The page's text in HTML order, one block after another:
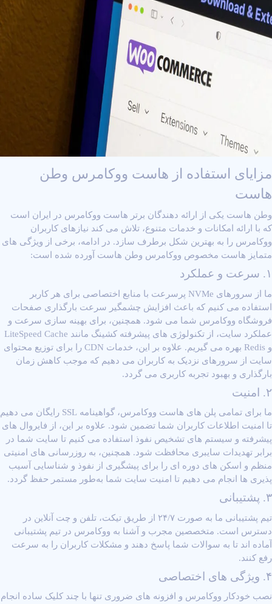
مزایای استفاده از هاست ووکامرس وطن
هاست
وطن هاست یکی از ارائه‌ دهندگان برتر هاست ووکامرس در ایران است
که با ارائه امکانات و خدمات متنوع، تلاش می ‌کند نیازهای کاربران
ووکامرس را به بهترین شکل برطرف سازد. در ادامه، برخی از ویژگی ‌های
متمایز هاست مخصوص ووکامرس وطن هاست آورده شده است:
۱. سرعت و عملکرد
ما از سرورهای NVMe پرسرعت با منابع اختصاصی برای هر کاربر
استفاده می ‌کنیم که باعث افزایش چشمگیر سرعت بارگذاری صفحات
فروشگاه ووکامرس شما می ‌شود. همچنین، برای بهینه‌ سازی سرعت و
عملکرد سایت، از تکنولوژی ‌های پیشرفته کشینگ مانند LiteSpeed Cache
و Redis بهره‌ می‌ گیریم. علاوه بر این، خدمات CDN را برای توزیع محتوای
سایت از سرورهای نزدیک به کاربران می ‌دهیم که موجب کاهش زمان
بارگذاری و بهبود تجربه کاربری می‌ گردد.
۲. امنیت
ما برای تمامی پلن‌ های هاست ووکامرس، گواهینامه SSL رایگان می‌ دهیم
تا امنیت اطلاعات کاربران شما تضمین شود. علاوه بر این، از فایروال‌ های
پیشرفته و سیستم‌ های تشخیص نفوذ استفاده می ‌کنیم تا سایت شما در
برابر تهدیدات سایبری محافظت شود. همچنین، به ‌روزرسانی‌ های امنیتی
منظم و اسکن‌ های دوره ‌ای را برای پیشگیری از نفوذ و شناسایی آسیب
‌پذیری ‌ها انجام می ‌دهیم تا امنیت سایت شما به‌طور مستمر حفظ گردد.
۳. پشتیبانی
تیم پشتیبانی ما به صورت ۲۴/۷ از طریق تیکت، تلفن و چت آنلاین در
دسترس است. متخصصین مجرب و آشنا به ووکامرس در تیم پشتیبانی
آماده ‌اند تا به سوالات شما پاسخ دهند و مشکلات کاربران را به ‌سرعت
رفع کنند.
۴. ویژگی‌ های اختصاصی
نصب خودکار ووکامرس و افزونه‌ های ضروری تنها با چند کلیک ساده انجام